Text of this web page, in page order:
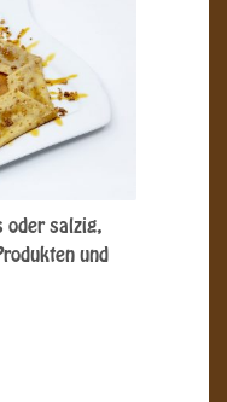
oder salzig,
und